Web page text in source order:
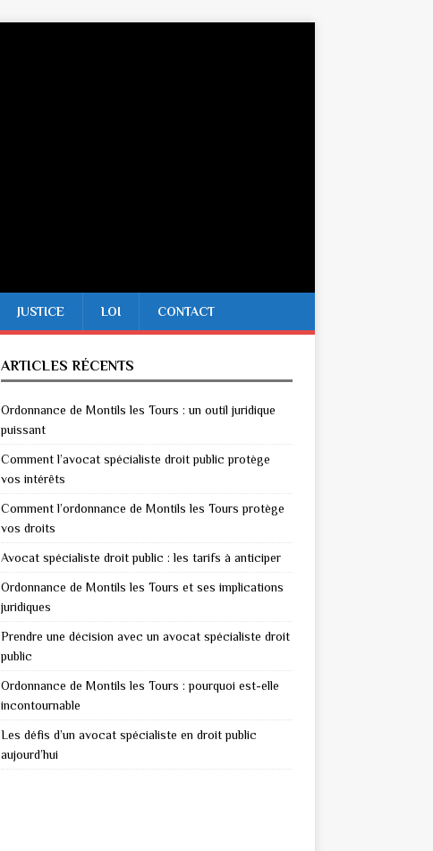
JUSTICE LOI CONTACT
ARTICLES RÉCENTS
Ordonnance de Montils les Tours : un outil juridique
puissant
Comment l’avocat spécialiste droit public protège
vos intérêts
Comment l’ordonnance de Montils les Tours protège
vos droits
Avocat spécialiste droit public : les tarifs à anticiper
Ordonnance de Montils les Tours et ses implications
juridiques
Prendre une décision avec un avocat spécialiste droit
public
Ordonnance de Montils les Tours : pourquoi est-elle
incontournable
Les défis d’un avocat spécialiste en droit public
aujourd’hui